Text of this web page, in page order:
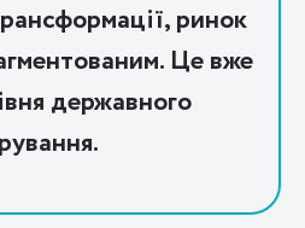
ринок
Це вже
державного